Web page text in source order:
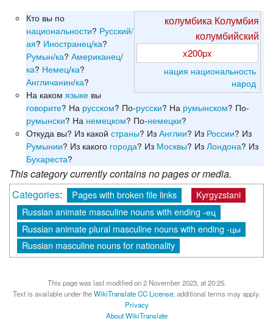
колумбика Колумбия
колумбийский
x200px
нация национальность
народ
Кто вы по
национальности? Русский/
ая? Иностранец/ка?
Румын/ка?Американец/
ка? Немец/ка?
Англичанин/ка?
На какомязыке вы
говорите? На русском? По-русски? На румынском? По-
румынски? На немецком? По-немецки?
Откуда вы? Из какойстраны? ИзАнглии? Из России? Из
Румынии? Из какого города? Из Москвы? ИзЛондона? Из
Бухареста?
This category currently contains no pages or media.
Categories: Pages with broken file links
Kyrgyzstani
Russian animate masculine nouns with ending -ец
Russian animate plural masculine nouns with ending -цы
Russian masculine nouns for nationality
This page was last modified on 2 November 2023, at 20:25.
Text is available under theWikiTranslate CC License; additional terms may apply.
Privacy
About WikiTranslate